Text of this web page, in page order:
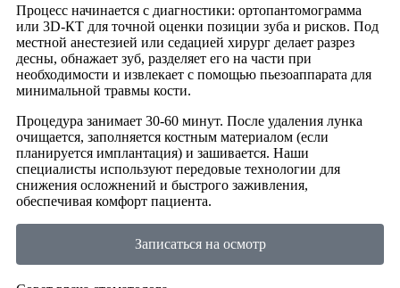
Процесс начинается с диагностики: ортопантомограмма
или 3D-КТ для точной оценки позиции зуба и рисков. Под
местной анестезией или седацией хирург делает разрез
десны, обнажает зуб, разделяет его на части при
необходимости и извлекает с помощью пьезоаппарата для
минимальной травмы кости.
Процедура занимает 30-60 минут. После удаления лунка
очищается, заполняется костным материалом (если
планируется имплантация) и зашивается. Наши
специалисты используют передовые технологии для
снижения осложнений и быстрого заживления,
обеспечивая комфорт пациента.
Записаться на осмотр